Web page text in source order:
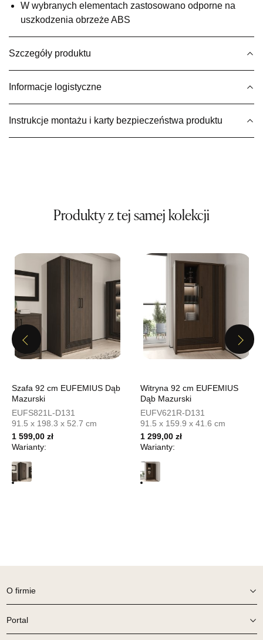
Salon meblowy
UL.BASZTOWA 3
76-100 SŁAWNO
Nr tel.502668736
Pn-Pt: 09:00-17:00, Sb: 09:00-13:00
499,00 zł
76-200 SŁUPSK
Pn-Pt: 10:00-18:00, Sb: 10:00-15:00
499,00 zł
Wybierz
SALON MEBLOWY MEBLOSTYL
Salon meblowy
66-600 KROSNO ODRZAŃSKIE
Nr tel.
Adres e-mail:
meblostyl01@op.pl
Godziny otwarcia
Pn-Pt: 09:00-17:00, Sb: 09:00-14:00
78-600 WAŁCZ
Adres e-mail:
499,00 zł
W wybranych elementach zastosowano odporne na
uszkodzenia obrzeże ABS
Szczegóły produktu
Informacje logistyczne
Instrukcje montażu i karty bezpieczeństwa produktu
Produkty z tej samej kolekcji
Previous
Szafa 92 cm EUFEMIUS Dąb
Mazurski
EUFS821L-D131
91.5 x 198.3 x 52.7 cm
1 599,00 zł
Warianty:
Witryna 92 cm EUFEMIUS
Dąb Mazurski
EUFV621R-D131
91.5 x 159.9 x 41.6 cm
1 299,00 zł
Warianty:
Next
O firmie
Portal